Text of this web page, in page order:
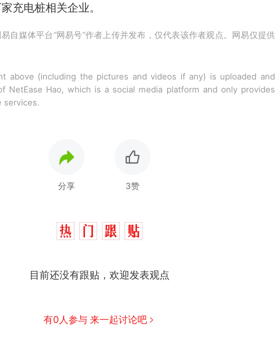
充电桩相关企业。
自媒体平台“网易号”作者上传并发布，仅代表该作者观点。网易仅提供
above (including the pictures and videos if any) is uploaded and
NetEase Hao, which is a social media platform and only provides
services.
分享 3赞
目前还没有跟贴，欢迎发表观点
有0人参与 来一起讨论吧
制裁瓜子饺子，美国怕什么？
大厨“全国小炒肉大王”称号，仅凭视频评出？中国烹饪协会回应